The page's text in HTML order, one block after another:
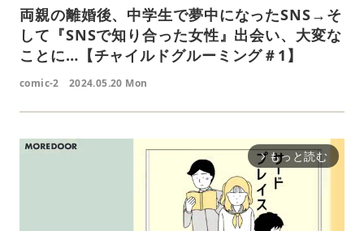
両親の離婚後、中学生で夢中になったSNS→そ
して『SNSで知り合った女性』出会い、大変な
ことに…【チャイルドグルーミング＃1】
comic-2 2024.05.20 Mon
arrow_forward_ios もっと読む